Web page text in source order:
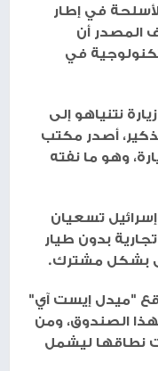
في إطار
المصدر أن
في
نتنياهو إلى
أصدر مكتب
وهو ما نفته
تسعيان
بدون طيار
"ميدل إيست آي"
الصندوق، ومن
نطاقها ليشمل